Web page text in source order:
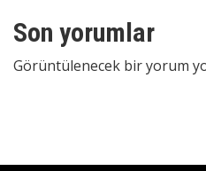
Son yorumlar
Görüntülenecek bir yorum